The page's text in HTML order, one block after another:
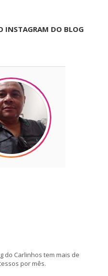
INSTAGRAM DO BLOG
do Carlinhos tem mais de
por mês.